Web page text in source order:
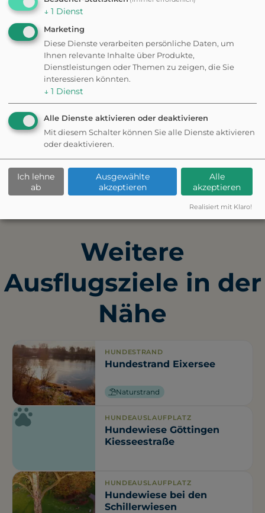
aus 1 Bewertungen
Der Hundestrand ist sehr sauber
und gut gepflegt, es gibt
ausreichend Mülltonnen und
Kotbeutelspender.
✦ Eigene Bewertung schreiben
Weitere
Ausflugsziele in der
Nähe
HUNDESTRAND
Hundestrand Eixersee
Naturstrand
HUNDEAUSLAUFPLATZ
Hundewiese Göttingen
Kiesseestraße
HUNDEAUSLAUFPLATZ
Hundewiese bei den
Schillerwiesen
↓ 1 Dienst
Marketing
Diese Dienste verarbeiten persönliche Daten, um
Ihnen relevante Inhalte über Produkte,
Dienstleistungen oder Themen zu zeigen, die Sie
interessieren könnten.
↓ 1 Dienst
Alle Dienste aktivieren oder deaktivieren
Mit diesem Schalter können Sie alle Dienste aktivieren
oder deaktivieren.
Ich lehne
ab
Ausgewählte
akzeptieren
Alle
akzeptieren
Realisiert mit Klaro!